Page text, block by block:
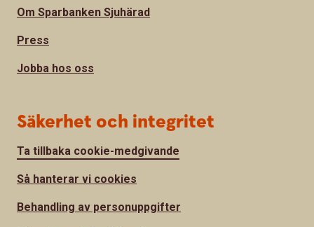
Om Sparbanken Sjuhärad
Press
Jobba hos oss
Säkerhet och integritet
Ta tillbaka cookie-medgivande
Så hanterar vi cookies
Behandling av personuppgifter